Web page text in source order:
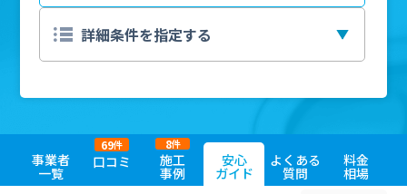
事業者
一覧
口コミ
69件
施工
事例
8件
安心
ガイド
よくある
質問
料金
相場